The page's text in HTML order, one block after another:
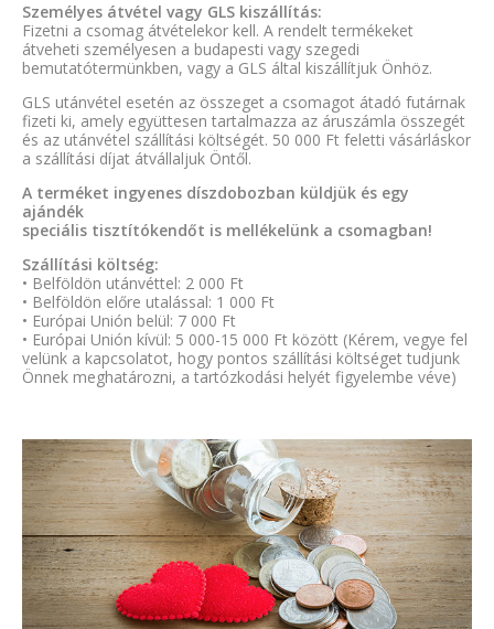
Személyes átvétel vagy GLS kiszállítás:
Fizetni a csomag átvételekor kell. A rendelt termékeket
átveheti személyesen a budapesti vagy szegedi
bemutatótermünkben, vagy a GLS által kiszállítjuk Önhöz.
GLS utánvétel esetén az összeget a csomagot átadó futárnak
fizeti ki, amely együttesen tartalmazza az áruszámla összegét
és az utánvétel szállítási költségét. 50 000 Ft feletti vásárláskor
a szállítási díjat átvállaljuk Öntől.
A terméket ingyenes díszdobozban küldjük és egy
ajándék
speciális tisztítókendőt is mellékelünk a csomagban!
Szállítási költség:
• Belföldön utánvéttel: 2 000 Ft
• Belföldön előre utalással: 1 000 Ft
• Európai Unión belül: 7 000 Ft
• Európai Unión kívül: 5 000-15 000 Ft között (Kérem, vegye fel
velünk a kapcsolatot, hogy pontos szállítási költséget tudjunk
Önnek meghatározni, a tartózkodási helyét figyelembe véve)